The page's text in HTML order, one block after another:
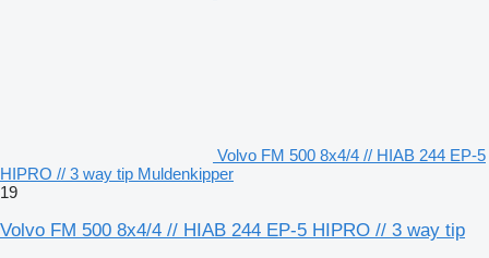
Volvo FM 500 8x4/4 // HIAB 244 EP-5
HIPRO // 3 way tip Muldenkipper
19
Volvo FM 500 8x4/4 // HIAB 244 EP-5 HIPRO // 3 way tip